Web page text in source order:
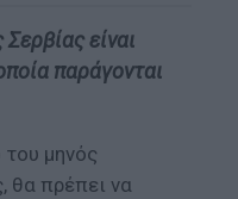
είναι
παράγονται
μηνός
θα πρέπει να